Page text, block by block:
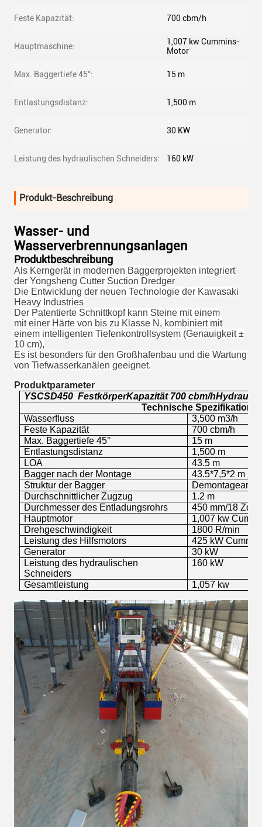
Feste Kapazität: 700 cbm/h
Hauptmaschine:
1,007 kw Cummins-
Motor
Max. Baggertiefe 45°: 15 m
Entlastungsdistanz: 1,500 m
Generator: 30 KW
Leistung des hydraulischen Schneiders: 160 kW
Produkt-Beschreibung
Wasser- und
Wasserverbrennungsanlagen
Produktbeschreibung
Als Kerngerät in modernen Baggerprojekten integriert
der Yongsheng Cutter Suction Dredger
Die Entwicklung der neuen Technologie der Kawasaki
Heavy Industries
Der Patentierte Schnittkopf kann Steine mit einem
mit einer Härte von bis zu Klasse N, kombiniert mit
einem intelligenten Tiefenkontrollsystem (Genauigkeit ±
10 cm),
Es ist besonders für den Großhafenbau und die Wartung
von Tiefwasserkanälen geeignet.
Produktparameter
YSCSD450 FestkörperKapazität 700 cbm/hHydraulik
Technische Spezifikation
Wasserfluss
3,500 m3/h
Feste Kapazität
700 cbm/h
Max. Baggertiefe 45°
15 m
Entlastungsdistanz
1,500 m
LOA
43.5 m
Bagger nach der Montage
43.5*7,5*2 m
Struktur der Bagger
Demontageart
Durchschnittlicher Zugzug
1.2 m
Durchmesser des Entladungsrohrs
450 mm/18 Zoll
Hauptmotor
1,007 kw
Drehgeschwindigkeit
1800 R/min
Leistung des Hilfsmotors
425 kW
Generator
30 kW
Leistung des hydraulischen
Schneiders
160 kW
Gesamtleistung 1,057 kw